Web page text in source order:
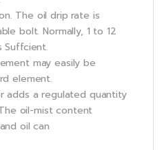
The oil drip rate is
bolt. Normally, 1 to 12
may easily be
element.
adds a regulated quantity
oil-mist content
oil can